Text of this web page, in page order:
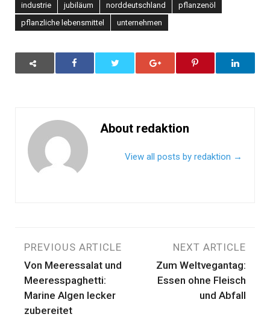
industrie
jubiläum norddeutschland
pflanzenöl
pflanzliche lebensmittel
unternehmen
About redaktion
View all posts by redaktion →
Beitragsnavigation
PREVIOUS ARTICLE
Von Meeressalat und
Meeresspaghetti:
Marine Algen lecker
zubereitet
NEXT ARTICLE
Zum Weltvegantag:
Essen ohne Fleisch
und Abfall